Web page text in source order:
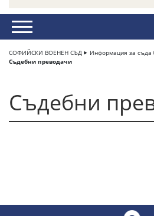
СОФИЙСКИ ВОЕНЕН СЪД Информация за съда
Съдебни преводачи
Съдебни